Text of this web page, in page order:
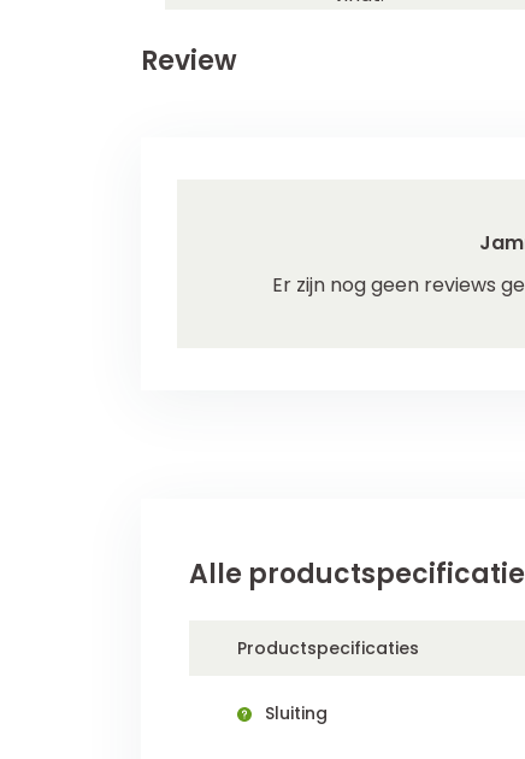
Review
Er zijn nog geen reviews
Alle
Productspecificaties
Sluiting